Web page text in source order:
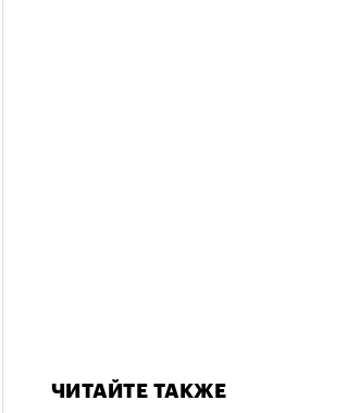
ЧИТАЙТЕ ТАКЖЕ